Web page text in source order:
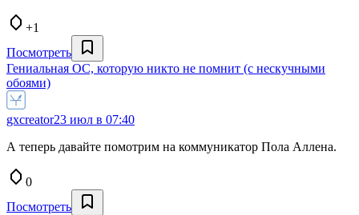
+1
Посмотреть
Гениальная ОС, которую никто не помнит (с нескучными
обоями)
gxcreator23 июл в 07:40
А теперь давайте помотрим на коммуникатор Пола Аллена.
0
Посмотреть